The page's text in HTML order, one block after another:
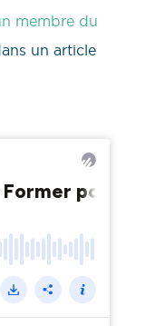
membre du
un article